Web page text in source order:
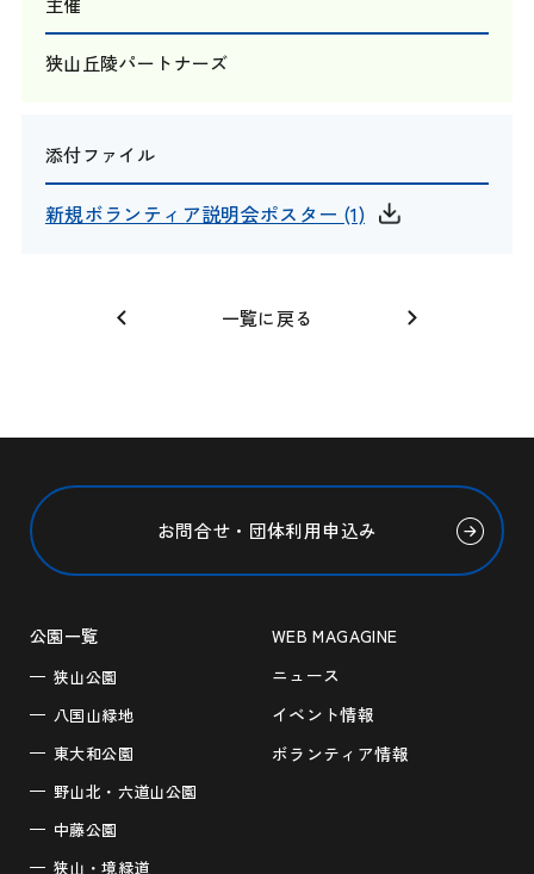
狭山丘陵パートナーズ
添付ファイル
新規ボランティア説明会ポスター (1)
一覧に戻る
お問合せ・団体利用申込み
公園一覧
狭山公園
八国山緑地
東大和公園
野山北・六道山公園
中藤公園
狭山・境緑道
WEB MAGAGINE
ニュース
イベント情報
ボランティア情報